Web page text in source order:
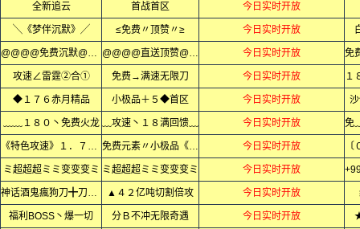
全新追云 首战首区 今日实时开放
╲《梦伴沉默》╱ ≤免费〃顶赞〃≥ 今日实时开放
@@@@免费沉默@@@@ @@@@直送顶赞@@@@ 今日实时开放
攻速∠雷霆②合① 免费→满速无限刀 今日实时开放
◆１７６赤月精品 小极品＋５◆首区 今日实时开放
﹏﹏１８０丶免费火龙 ﹏攻速丶１８满回馈﹏ 今日实时开放
《特色攻速》１．７６复古微变 免费元素〃小极品《全网独家》 今日实时开放
ミ超超超ミミ变变变ミ ミ超超超ミミ变变变ミ 今日实时开放
神话酒鬼瘋狗刀╋刀刀变态 ▲４２亿吨切割倍攻 今日实时开放
福利BOSS丶爆一切 分Ｂ不冲无限奇遇 今日实时开放